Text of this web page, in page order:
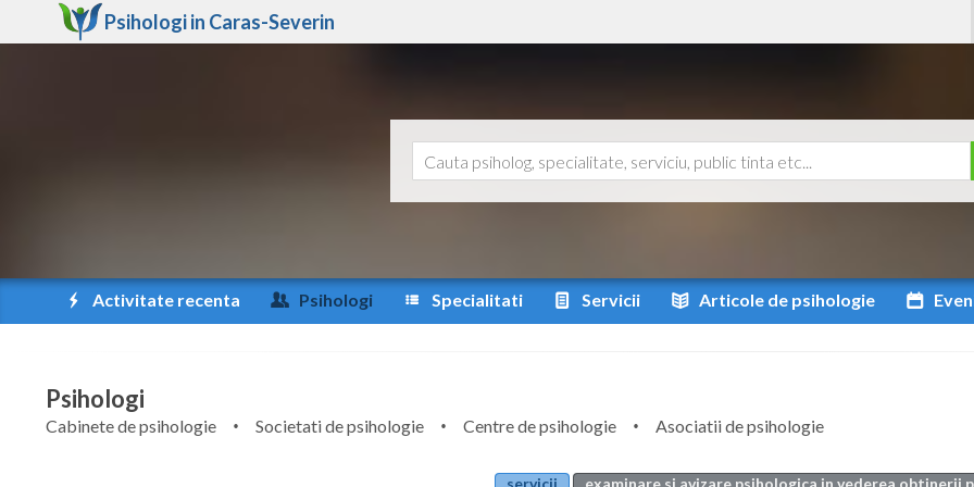
Psihologi in Caras-Severin
Activitate recenta Psihologi Specialitati Servicii Articole de psihologie
Psihologi
Cabinete de psihologie Societati de psihologie Centre de psihologie
Asociatii de psihologie
servicii
examinare si avizare psihologica in vederea obtinerii